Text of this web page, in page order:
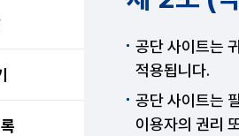
공단 사이트는
적용됩니다.
공단 사이트는
이용자의 권리